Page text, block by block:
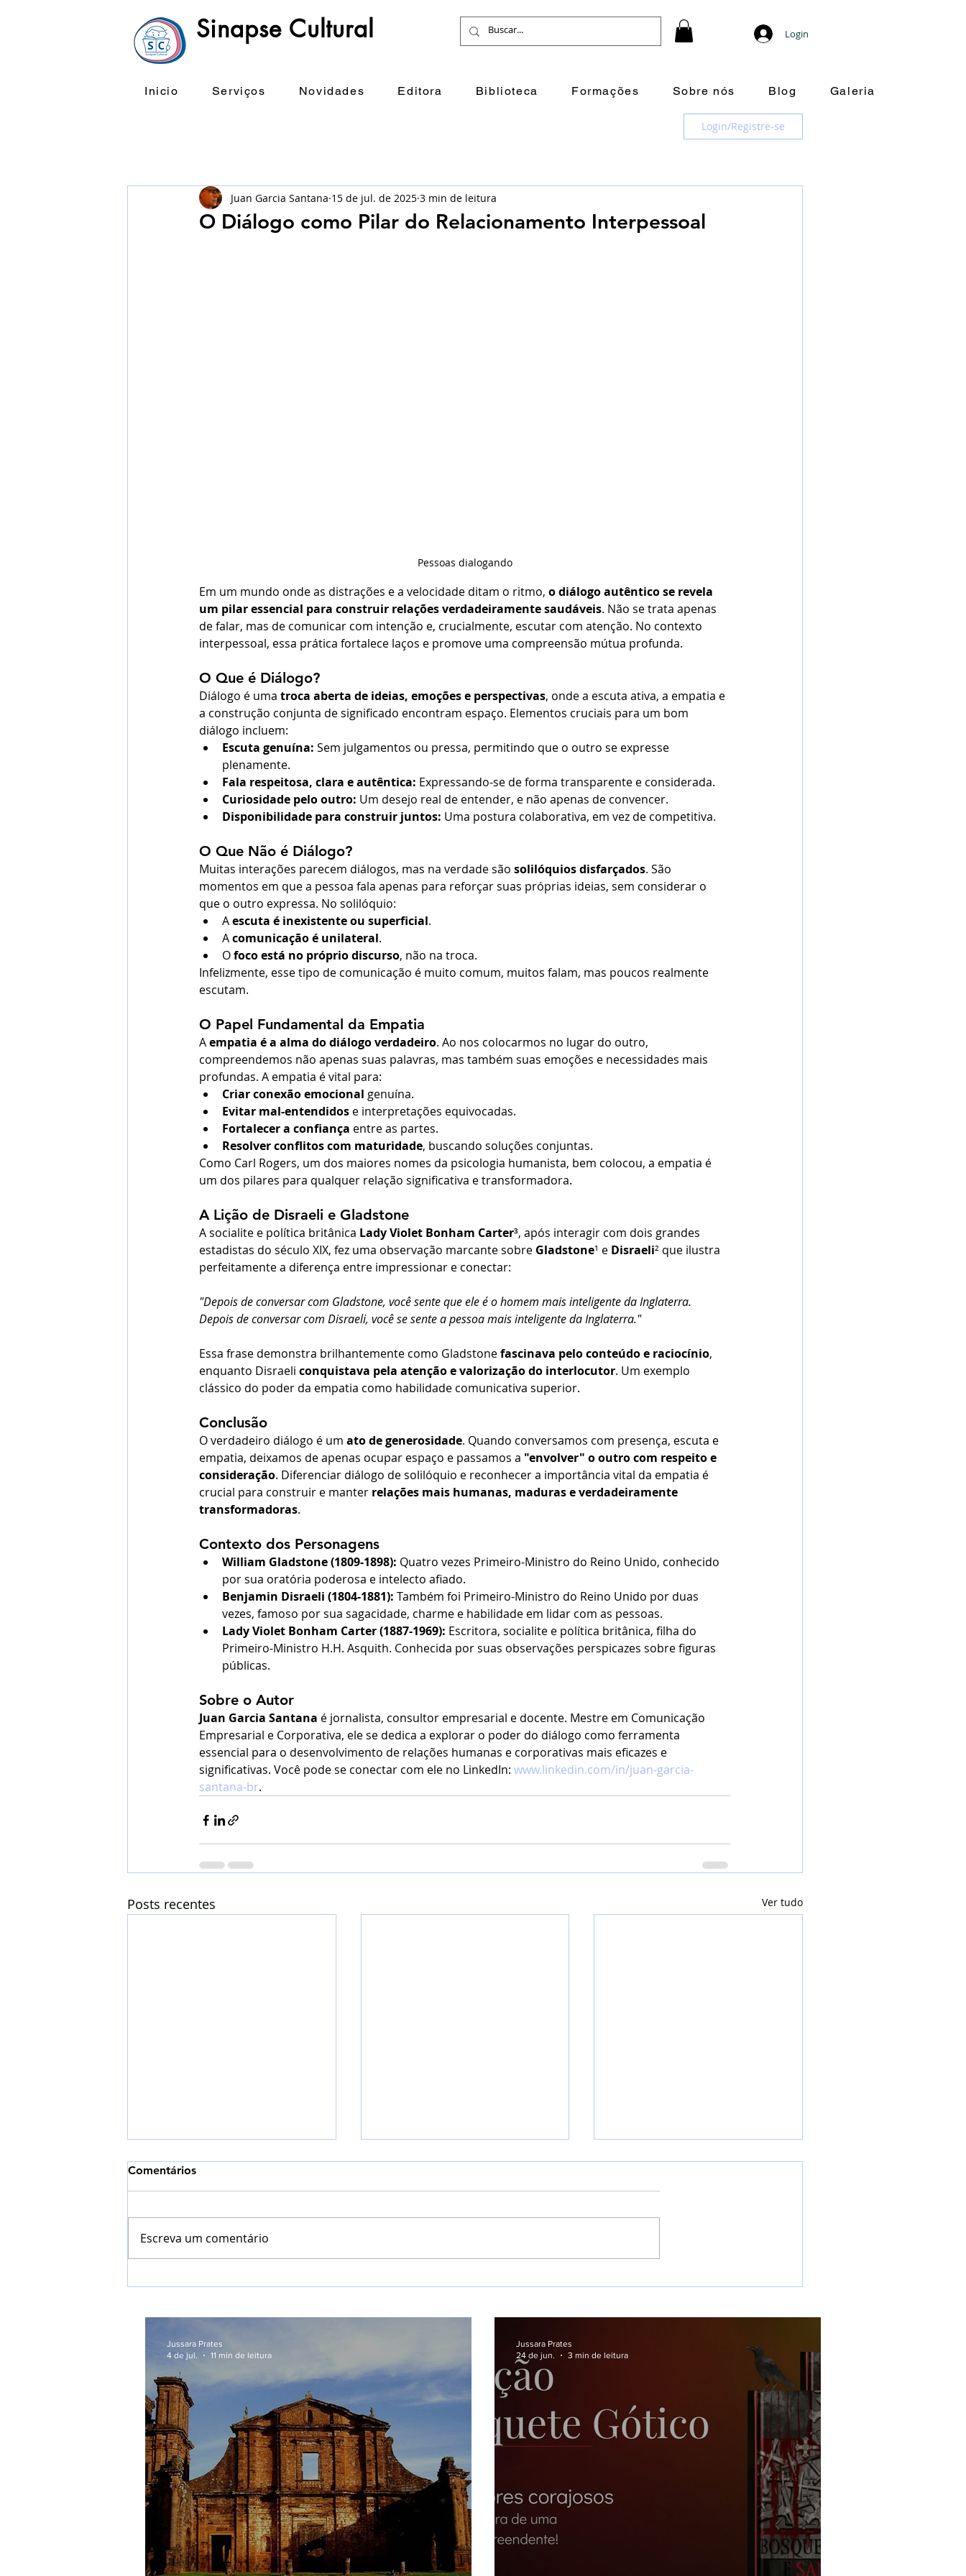
Sinapse Cultural Login
Inicio Serviços Novidades Editora Biblioteca Formações Sobre nós Blog Galeria
Login/Registre-se
O Diálogo como Pilar do Relacionamento Interpessoal
Juan Garcia Santana 15 de jul. de 2025 3 min de leitura
Pessoas dialogando
Em um mundo onde as distrações e a velocidade ditam o ritmo, o diálogo autêntico se revela
um pilar essencial para construir relações verdadeiramente saudáveis. Não se trata apenas
de falar, mas de comunicar com intenção e, crucialmente, escutar com atenção. No contexto
interpessoal, essa prática fortalece laços e promove uma compreensão mútua profunda.
O Que é Diálogo?
Diálogo é uma troca aberta de ideias, emoções e perspectivas, onde a escuta ativa, a empatia e
a construção conjunta de significado encontram espaço. Elementos cruciais para um bom
diálogo incluem:
Escuta genuína: Sem julgamentos ou pressa, permitindo que o outro se expresse
plenamente.
Fala respeitosa, clara e autêntica: Expressando-se de forma transparente e considerada.
Curiosidade pelo outro: Um desejo real de entender, e não apenas de convencer.
Disponibilidade para construir juntos: Uma postura colaborativa, em vez de competitiva.
O Que Não é Diálogo?
Muitas interações parecem diálogos, mas na verdade são solilóquios disfarçados. São
momentos em que a pessoa fala apenas para reforçar suas próprias ideias, sem considerar o
que o outro expressa. No solilóquio:
A escuta é inexistente ou superficial.
A comunicação é unilateral.
O foco está no próprio discurso, não na troca.
Infelizmente, esse tipo de comunicação é muito comum, muitos falam, mas poucos realmente
escutam.
O Papel Fundamental da Empatia
A empatia é a alma do diálogo verdadeiro. Ao nos colocarmos no lugar do outro,
compreendemos não apenas suas palavras, mas também suas emoções e necessidades mais
profundas. A empatia é vital para:
Criar conexão emocional genuína.
Evitar mal-entendidos e interpretações equivocadas.
Fortalecer a confiança entre as partes.
Resolver conflitos com maturidade, buscando soluções conjuntas.
Como Carl Rogers, um dos maiores nomes da psicologia humanista, bem colocou, a empatia é
um dos pilares para qualquer relação significativa e transformadora.
A Lição de Disraeli e Gladstone
A socialite e política britânica Lady Violet Bonham Carter³, após interagir com dois grandes
estadistas do século XIX, fez uma observação marcante sobre Gladstone¹ e Disraeli² que ilustra
perfeitamente a diferença entre impressionar e conectar:
"Depois de conversar com Gladstone, você sente que ele é o homem mais inteligente da Inglaterra.
Depois de conversar com Disraeli, você se sente a pessoa mais inteligente da Inglaterra."
Essa frase demonstra brilhantemente como Gladstone fascinava pelo conteúdo e raciocínio,
enquanto Disraeli conquistava pela atenção e valorização do interlocutor. Um exemplo
clássico do poder da empatia como habilidade comunicativa superior.
Conclusão
O verdadeiro diálogo é um ato de generosidade. Quando conversamos com presença, escuta e
empatia, deixamos de apenas ocupar espaço e passamos a "envolver" o outro com respeito e
consideração. Diferenciar diálogo de solilóquio e reconhecer a importância vital da empatia é
crucial para construir e manter relações mais humanas, maduras e verdadeiramente
transformadoras.
Contexto dos Personagens
William Gladstone (1809-1898): Quatro vezes Primeiro-Ministro do Reino Unido, conhecido
por sua oratória poderosa e intelecto afiado.
Benjamin Disraeli (1804-1881): Também foi Primeiro-Ministro do Reino Unido por duas
vezes, famoso por sua sagacidade, charme e habilidade em lidar com as pessoas.
Lady Violet Bonham Carter (1887-1969): Escritora, socialite e política britânica, filha do
Primeiro-Ministro H.H. Asquith. Conhecida por suas observações perspicazes sobre figuras
públicas.
Sobre o Autor
Juan Garcia Santana é jornalista, consultor empresarial e docente. Mestre em Comunicação
Empresarial e Corporativa, ele se dedica a explorar o poder do diálogo como ferramenta
essencial para o desenvolvimento de relações humanas e corporativas mais eficazes e
significativas. Você pode se conectar com ele no LinkedIn: www.linkedin.com/in/juan-garcia-
santana-br.
Posts recentes Ver tudo
lo?
Formação Continuada e o
Comentários
Escreva um comentário
Jussara Prates
4 de jul.
11 min de leitura
Jussara Prates
24 de jun.
3 min de leitura